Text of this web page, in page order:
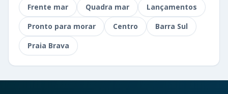
Frente mar Quadra mar
Lançamentos
Pronto para morar
Centro
Barra Sul
Praia Brava